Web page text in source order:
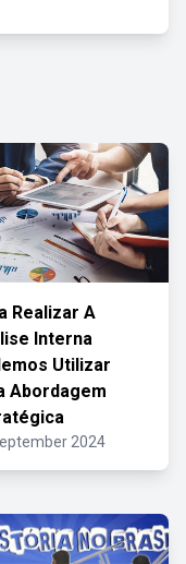
Realizar A
Interna
Utilizar
Abordagem
2024